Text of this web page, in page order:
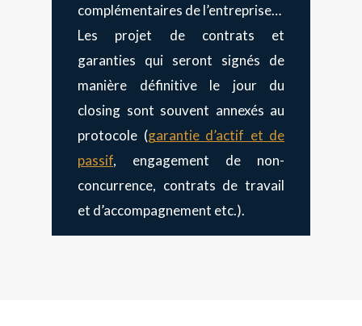
complémentaires de l’entreprise…
Les projet de contrats et
garanties qui seront signés de
manière définitive le jour du
closing sont souvent annexés au
protocole (garantie d’actif et de
passif, engagement de non-
concurrence, contrats de travail
et d’accompagnement etc.).